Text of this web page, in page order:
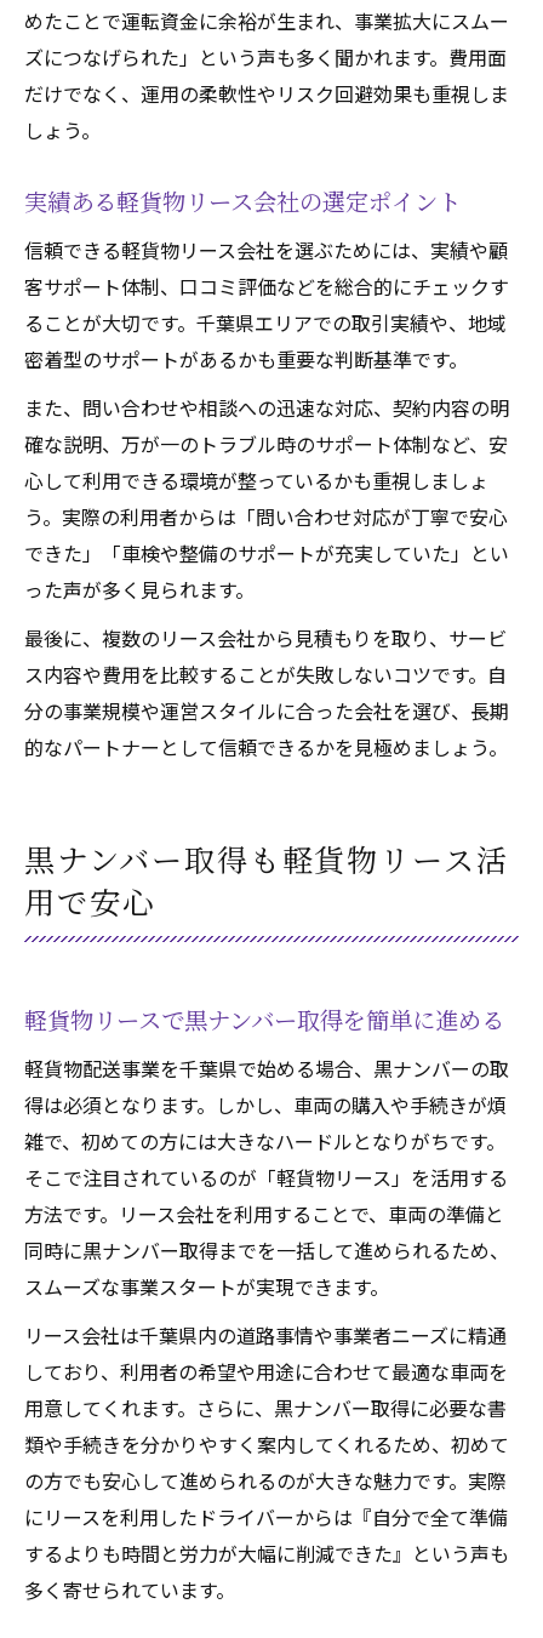
めたことで運転資金に余裕が生まれ、事業拡大にスムー
ズにつなげられた」という声も多く聞かれます。費用面
だけでなく、運用の柔軟性やリスク回避効果も重視しま
しょう。
実績ある軽貨物リース会社の選定ポイント
信頼できる軽貨物リース会社を選ぶためには、実績や顧
客サポート体制、口コミ評価などを総合的にチェックす
ることが大切です。千葉県エリアでの取引実績や、地域
密着型のサポートがあるかも重要な判断基準です。
また、問い合わせや相談への迅速な対応、契約内容の明
確な説明、万が一のトラブル時のサポート体制など、安
心して利用できる環境が整っているかも重視しましょ
う。実際の利用者からは「問い合わせ対応が丁寧で安心
できた」「車検や整備のサポートが充実していた」とい
った声が多く見られます。
最後に、複数のリース会社から見積もりを取り、サービ
ス内容や費用を比較することが失敗しないコツです。自
分の事業規模や運営スタイルに合った会社を選び、長期
的なパートナーとして信頼できるかを見極めましょう。
黒ナンバー取得も軽貨物リース活
用で安心
軽貨物リースで黒ナンバー取得を簡単に進める
軽貨物配送事業を千葉県で始める場合、黒ナンバーの取
得は必須となります。しかし、車両の購入や手続きが煩
雑で、初めての方には大きなハードルとなりがちです。
そこで注目されているのが「軽貨物リース」を活用する
方法です。リース会社を利用することで、車両の準備と
同時に黒ナンバー取得までを一括して進められるため、
スムーズな事業スタートが実現できます。
リース会社は千葉県内の道路事情や事業者ニーズに精通
しており、利用者の希望や用途に合わせて最適な車両を
用意してくれます。さらに、黒ナンバー取得に必要な書
類や手続きを分かりやすく案内してくれるため、初めて
の方でも安心して進められるのが大きな魅力です。実際
にリースを利用したドライバーからは『自分で全て準備
するよりも時間と労力が大幅に削減できた』という声も
多く寄せられています。